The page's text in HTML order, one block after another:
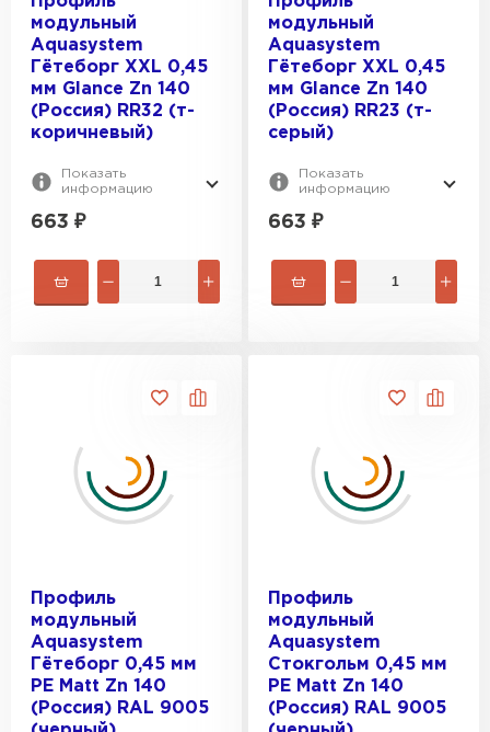
модульный
Aquasystem
Гётеборг XXL 0,45
мм Glance Zn 140
(Россия) RR32 (т-
коричневый)
Показать
информацию
663 ₽
модульный
Aquasystem
Гётеборг XXL 0,45
мм Glance Zn 140
(Россия) RR23 (т-
серый)
Показать
информацию
663 ₽
Профиль
модульный
Aquasystem
Гётеборг 0,45 мм
PE Matt Zn 140
(Россия) RAL 9005
Профиль
модульный
Aquasystem
Стокгольм 0,45 мм
PE Matt Zn 140
(Россия) RAL 9005